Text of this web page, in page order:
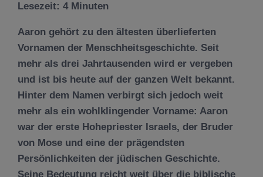
Lesezeit: 4 Minuten
Aaron gehört zu den ältesten überlieferten
Vornamen der Menschheitsgeschichte. Seit
mehr als drei Jahrtausenden wird er vergeben
und ist bis heute auf der ganzen Welt bekannt.
Hinter dem Namen verbirgt sich jedoch weit
mehr als ein wohlklingender Vorname: Aaron
war der erste Hohepriester Israels, der Bruder
von Mose und eine der prägendsten
Persönlichkeiten der jüdischen Geschichte.
Seine Bedeutung reicht weit über die biblische